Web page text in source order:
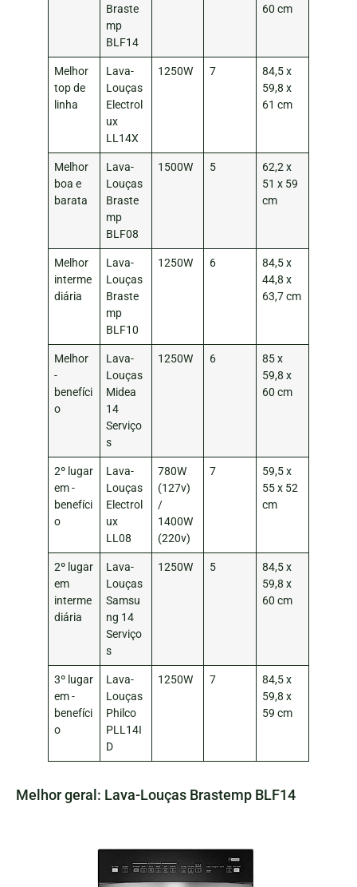
Braste
mp
BLF14
60 cm
Melhor
top de
linha
Lava-
Louças
Electrol
ux
LL14X
1250W 7
84,5 x
59,8 x
61 cm
Melhor
boa e
barata
Lava-
Louças
Braste
mp
BLF08
1500W 5
62,2 x
51 x 59
cm
Melhor
interme
diária
Lava-
Louças
Braste
mp
BLF10
1250W 6
84,5 x
44,8 x
63,7 cm
Melhor
-
benefíci
o
Lava-
Louças
Midea
14
Serviço
s
1250W 6
85 x
59,8 x
60 cm
2º lugar
em -
benefíci
o
Lava-
Louças
Electrol
ux
LL08
780W
(127v)
/
1400W
(220v)
7
59,5 x
55 x 52
cm
2º lugar
em
interme
diária
Lava-
Louças
Samsu
ng 14
Serviço
s
1250W 5
84,5 x
59,8 x
60 cm
3º lugar
em -
benefíci
o
Lava-
Louças
Philco
PLL14I
D
1250W 7
84,5 x
59,8 x
59 cm
Melhor geral: Lava-Louças Brastemp BLF14